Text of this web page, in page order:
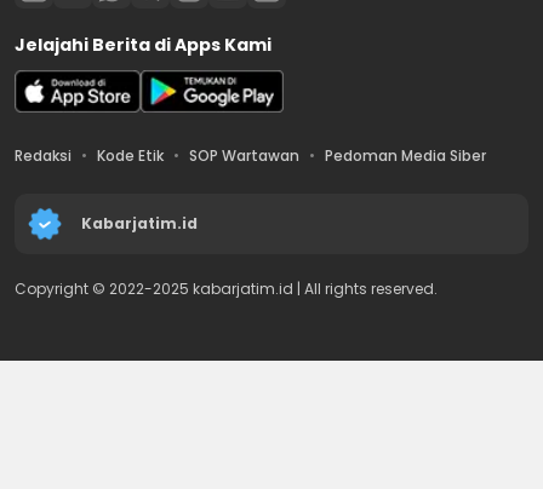
Jelajahi Berita di Apps Kami
Redaksi Kode Etik SOP Wartawan Pedoman Media Siber
Kabarjatim.id
Copyright © 2022-2025 kabarjatim.id | All rights reserved.